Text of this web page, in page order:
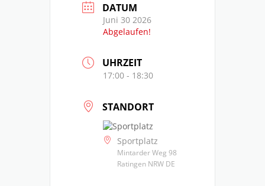
DATUM
Juni 30 2026
Abgelaufen!
UHRZEIT
17:00 - 18:30
STANDORT
Sportplatz
Mintarder Weg 98
Ratingen NRW DE